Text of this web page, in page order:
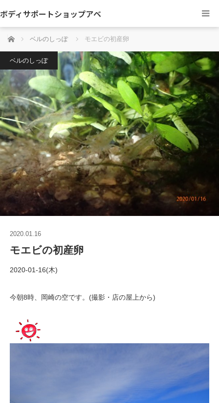
ボディサポートショップアベ
ホーム ベルのしっぽ モエビの初産卵
ベルのしっぽ
2020.01.16
モエビの初産卵
2020-01-16(木)
今朝8時、岡崎の空です。(撮影・店の屋上から)